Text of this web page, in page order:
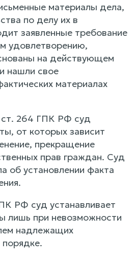
материалы дела,
по делу их в
заявленные требование
на действующем
нашли свое
материалах
ст. 264 ГПК РФ суд
от которых зависит
прекращение
прав граждан. Суд
об установлении факта
РФ суд устанавливает
лишь при невозможности
надлежащих